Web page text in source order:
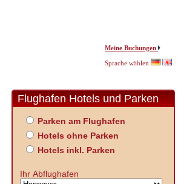
Meine Buchungen
Sprache wählen
Flughafen Hotels und Parken
Parken am Flughafen
Hotels ohne Parken
Hotels inkl. Parken
Ihr Abflughafen